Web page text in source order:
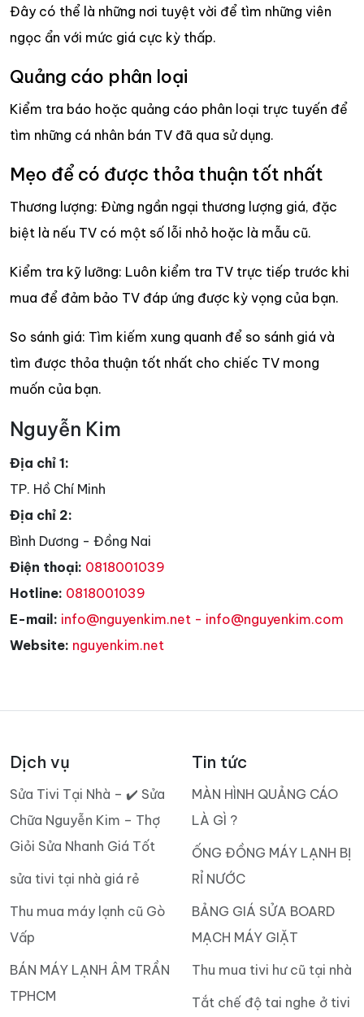
Đây có thể là những nơi tuyệt vời để tìm những viên
ngọc ẩn với mức giá cực kỳ thấp.
Quảng cáo phân loại
Kiểm tra báo hoặc quảng cáo phân loại trực tuyến để
tìm những cá nhân bán TV đã qua sử dụng.
Mẹo để có được thỏa thuận tốt nhất
Thương lượng: Đừng ngần ngại thương lượng giá, đặc
biệt là nếu TV có một số lỗi nhỏ hoặc là mẫu cũ.
Kiểm tra kỹ lưỡng: Luôn kiểm tra TV trực tiếp trước khi
mua để đảm bảo TV đáp ứng được kỳ vọng của bạn.
So sánh giá: Tìm kiếm xung quanh để so sánh giá và
tìm được thỏa thuận tốt nhất cho chiếc TV mong
muốn của bạn.
Nguyễn Kim
Địa chỉ 1:
TP. Hồ Chí Minh
Địa chỉ 2:
Bình Dương - Đồng Nai
Điện thoại: 0818001039
Hotline: 0818001039
E-mail: info@nguyenkim.net - info@nguyenkim.com
Website: nguyenkim.net
Dịch vụ
Sửa Tivi Tại Nhà – ✔️ Sửa
Chữa Nguyễn Kim – Thợ
Giỏi Sửa Nhanh Giá Tốt
sửa tivi tại nhà giá rẻ
Thu mua máy lạnh cũ Gò
Vấp
BÁN MÁY LẠNH ÂM TRẦN
TPHCM
Tin tức
MÀN HÌNH QUẢNG CÁO
LÀ GÌ ?
ỐNG ĐỒNG MÁY LẠNH BỊ
RỈ NƯỚC
BẢNG GIÁ SỬA BOARD
MẠCH MÁY GIẶT
Thu mua tivi hư cũ tại nhà
Tắt chế độ tai nghe ở tivi